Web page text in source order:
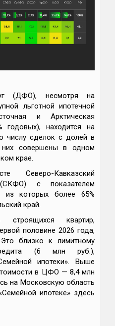
(ДФО), несмотря на
льготной ипотечной
и Арктическая
годовых), находится на
числу сделок с долей в
них совершены в одном
крае.
Северо-Кавказский
с показателем
из которых более 65%
край.
строящихся квартир,
половине 2026 года,
близко к лимитному
(6 млн руб.),
ипотеки». Выше
в ЦФО — 8,4 млн
на Московскую область
ипотеке» здесь